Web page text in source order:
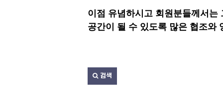
이점 유념하시고 회원분들께서
공간이 될 수 있도록 많은 협조와
검색